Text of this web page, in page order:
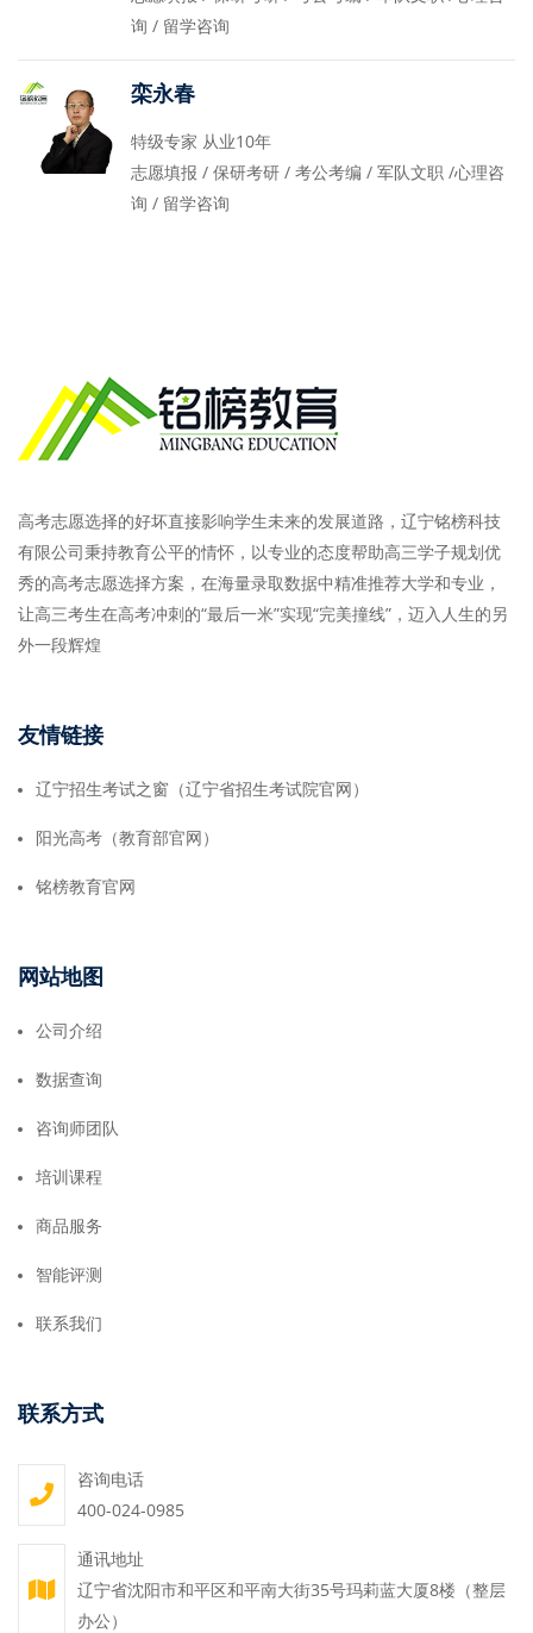
询 / 留学咨询
栾永春
特级专家 从业10年
志愿填报 / 保研考研 / 考公考编 / 军队文职 /心理咨
询 / 留学咨询
高考志愿选择的好坏直接影响学生未来的发展道路，辽宁铭榜科技
有限公司秉持教育公平的情怀，以专业的态度帮助高三学子规划优
秀的高考志愿选择方案，在海量录取数据中精准推荐大学和专业，
让高三考生在高考冲刺的“最后一米”实现“完美撞线”，迈入人生的另
外一段辉煌
友情链接
辽宁招生考试之窗（辽宁省招生考试院官网）
阳光高考（教育部官网）
铭榜教育官网
网站地图
公司介绍
数据查询
咨询师团队
培训课程
商品服务
智能评测
联系我们
联系方式
咨询电话
400-024-0985
通讯地址
辽宁省沈阳市和平区和平南大街35号玛莉蓝大厦8楼（整层
办公）